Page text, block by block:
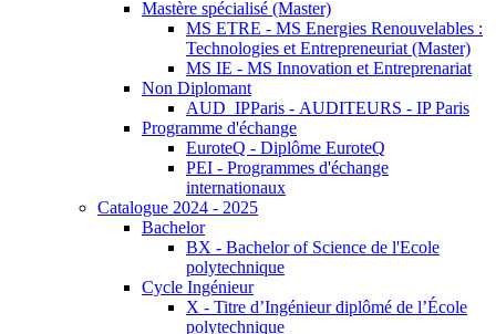
Mastère spécialisé (Master)
MS ETRE - MS Energies Renouvelables :
Technologies et Entrepreneuriat (Master)
MS IE - MS Innovation et Entreprenariat
Non Diplomant
AUD_IPParis - AUDITEURS - IP Paris
Programme d'échange
EuroteQ - Diplôme EuroteQ
PEI - Programmes d'échange
internationaux
Catalogue 2024 - 2025
Bachelor
BX - Bachelor of Science de l'Ecole
polytechnique
Cycle Ingénieur
X - Titre d’Ingénieur diplômé de l’École
polytechnique